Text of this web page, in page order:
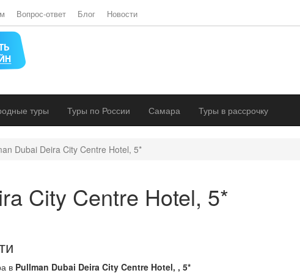
Вопрос-ответ Блог Новости
туры
Туры по России Самара Туры в рассрочку
Dubai Deira City Centre Hotel, 5*
City Centre Hotel, 5*
в Pullman Dubai Deira City Centre Hotel, , 5*